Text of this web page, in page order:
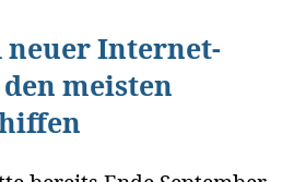
Internet-
meisten